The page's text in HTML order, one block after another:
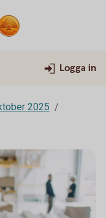
Logga in
2025